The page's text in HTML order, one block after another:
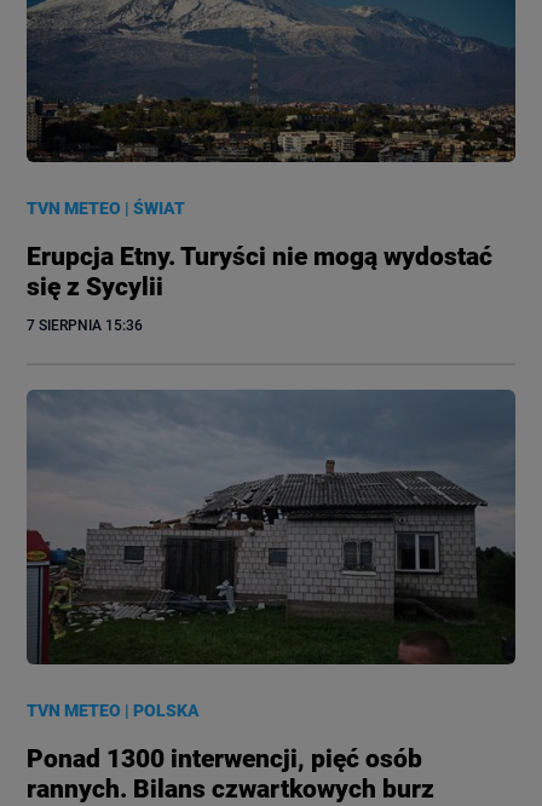
TVN METEO |ŚWIAT
Erupcja Etny. Turyści nie mogą wydostać
się z Sycylii
7 SIERPNIA 15:36
TVN METEO |POLSKA
Ponad 1300 interwencji, pięć osób
rannych. Bilans czwartkowych burz